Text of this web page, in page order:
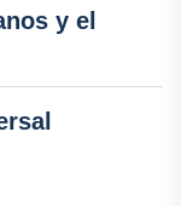
y el